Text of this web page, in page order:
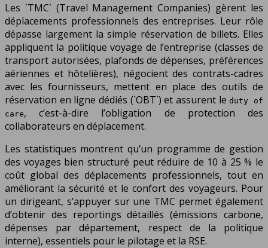
Les `TMC` (Travel Management Companies) gèrent les
déplacements professionnels des entreprises. Leur rôle
dépasse largement la simple réservation de billets. Elles
appliquent la politique voyage de l’entreprise (classes de
transport autorisées, plafonds de dépenses, préférences
aériennes et hôtelières), négocient des contrats-cadres
avec les fournisseurs, mettent en place des outils de
réservation en ligne dédiés (`OBT`) et assurent leduty of
care, c’est-à-dire l’obligation de protection des
collaborateurs en déplacement.
Les statistiques montrent qu’un programme de gestion
des voyages bien structuré peut réduire de 10 à 25 % le
coût global des déplacements professionnels, tout en
améliorant la sécurité et le confort des voyageurs. Pour
un dirigeant, s’appuyer sur une TMC permet également
d’obtenir des reportings détaillés (émissions carbone,
dépenses par département, respect de la politique
interne), essentiels pour le pilotage et la RSE.